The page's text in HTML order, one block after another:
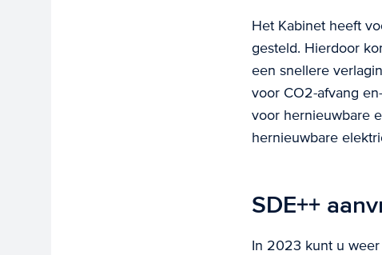
Het Kabinet heeft
gesteld. Hierdoor
een snellere
voor CO2-afvang
voor hernieuwbare
hernieuwbare
SDE++
In 2023 kunt u weer